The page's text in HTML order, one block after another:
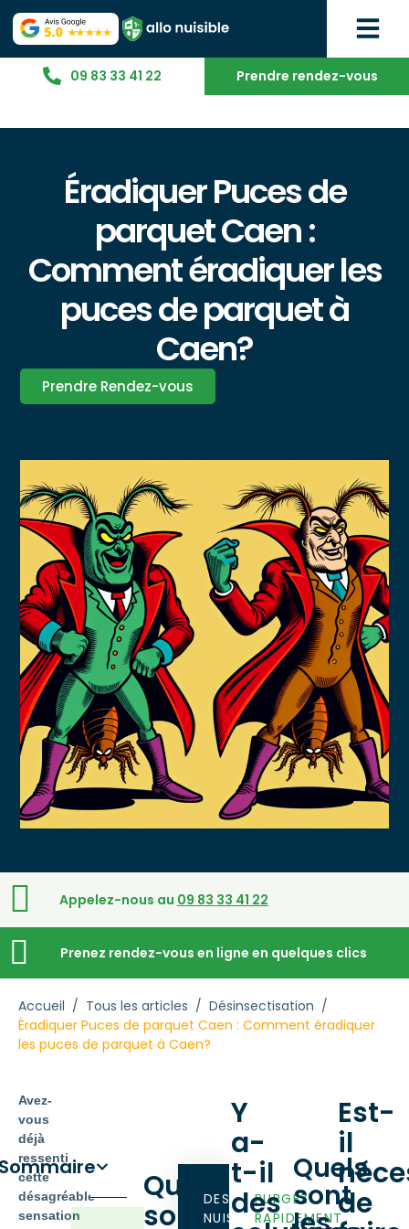
09 83 33 41 22 Prendre rendez-vous
Éradiquer Puces de
parquet Caen :
Comment éradiquer les
puces de parquet à
Caen?
Prendre Rendez-vous
Appelez-nous au 09 83 33 41 22
Prenez rendez-vous en ligne en quelques clics
Accueil / Tous les articles / Désinsectisation /
Éradiquer Puces de parquet Caen : Comment éradiquer
les puces de parquet à Caen?
Avez-
vous
déjà
ressenti
cette
désagréable
sensation
Quelles
sontDES
NUISIBLES
PURGEZ
RAPIDEMENT
Y
a-
t-il
des
Quels
sont
Est-
il
de